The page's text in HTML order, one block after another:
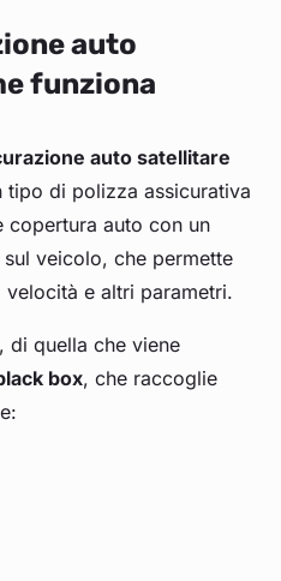
auto
funziona
auto satellitare
di polizza assicurativa
copertura auto con un
veicolo, che permette
e altri parametri.
di quella che viene
box, che raccoglie